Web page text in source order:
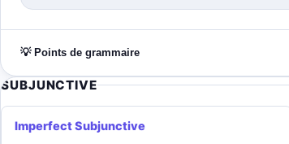
💡 Points de grammaire
SUBJUNCTIVE
Imperfect Subjunctive